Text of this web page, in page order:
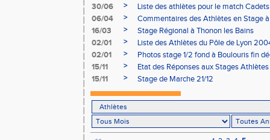
30/06
>
Liste des athlètes pour le match
06/04
>
Commentaires des Athlètes en Stage
16/03
>
Stage Régional à Thonon les Bains
02/01
>
Liste des Athlètes du Pôle de Lyon
02/01
>
Photos stage 1/2 fond à Boulouris fin
15/11
>
Etat des Réponses aux Stages Athlètes
15/11
> Stage de Marche 21/12